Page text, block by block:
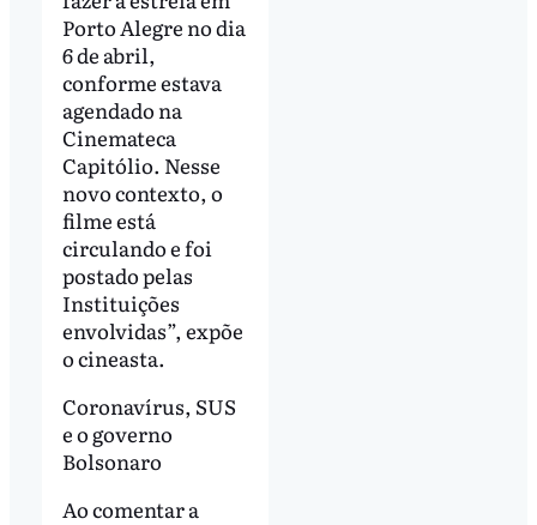
Porto Alegre no dia
6 de abril,
conforme estava
agendado na
Cinemateca
Capitólio. Nesse
novo contexto, o
filme está
circulando e foi
postado pelas
Instituições
envolvidas”, expõe
o cineasta.
Coronavírus, SUS
e o governo
Bolsonaro
Ao comentar a